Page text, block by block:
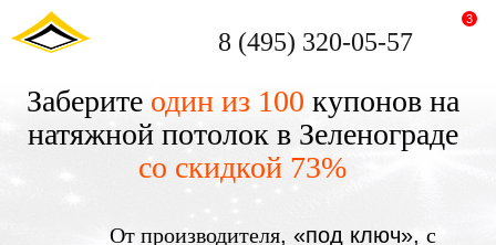
8 (495) 320-05-57
3
Заберите один из 100 купонов на
натяжной потолок в Зеленограде
со скидкой 73%
От производителя, «под ключ», с